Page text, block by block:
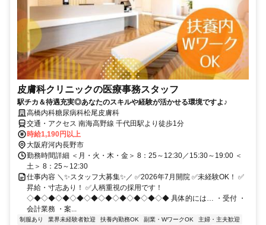
皮膚科クリニックの医療事務スタッフ
駅チカ＆待遇充実◎あなたのスキルや経験が活かせる環境ですよ♪
高橋内科糖尿病科松尾皮膚科
交通・アクセス 南海高野線 千代田駅より徒歩1分
時給1,190円以上
大阪府河内長野市
勤務時間詳細 ＜月・火・木・金＞ 8：25～12:30／15:30～19:00 ＜
土＞ 8：25～12:30
仕事内容 ＼✨スタッフ大募集✨／ ✅2026年7月開院 ✅未経験OK！ ✅
昇給・寸志あり！ ✅人柄重視の採用です！
◇◆◇◆◇◆◇◆◇◆◇◆◇◆◇◆◇◆◇◆ 具体的には… ・受付 ・
会計業務 ・案...
制服あり 業界未経験者歓迎 扶養内勤務OK 副業・WワークOK
主婦・主夫歓迎